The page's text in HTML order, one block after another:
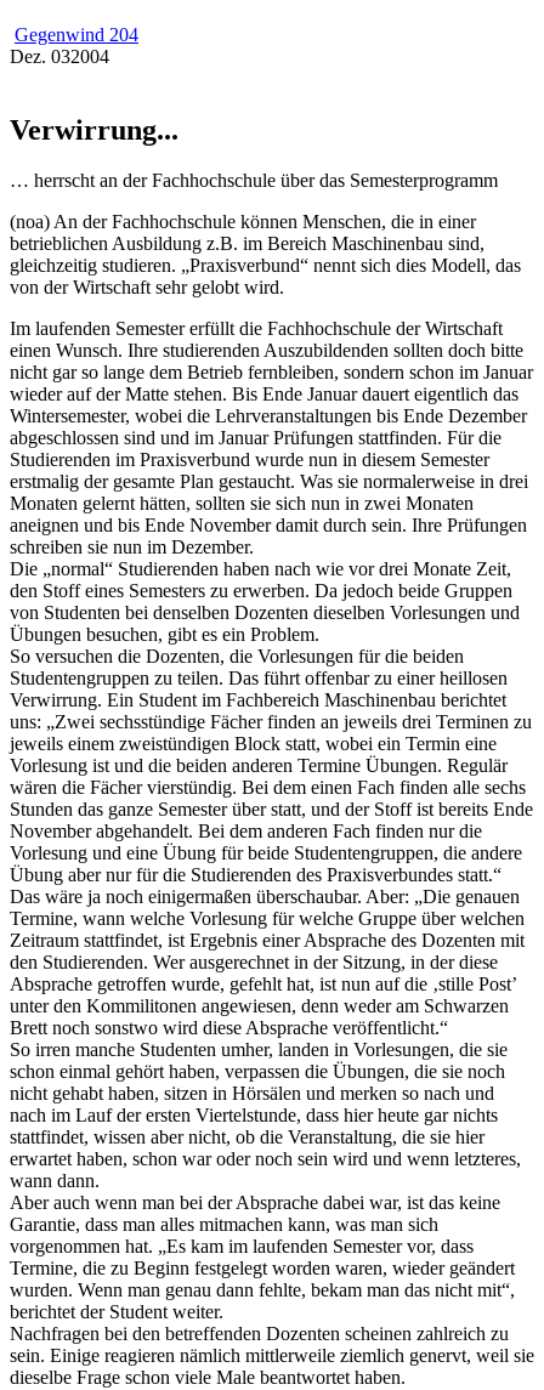
Gegenwind 204
Dez. 032004
Verwirrung...
… herrscht an der Fachhochschule über das Semesterprogramm
(noa) An der Fachhochschule können Menschen, die in einer
betrieblichen Ausbildung z.B. im Bereich Maschinenbau sind,
gleichzeitig studieren. „Praxisverbund“ nennt sich dies Modell, das
von der Wirtschaft sehr gelobt wird.
Im laufenden Semester erfüllt die Fachhochschule der Wirtschaft
einen Wunsch. Ihre studierenden Auszubildenden sollten doch bitte
nicht gar so lange dem Betrieb fernbleiben, sondern schon im Januar
wieder auf der Matte stehen. Bis Ende Januar dauert eigentlich das
Wintersemester, wobei die Lehrveranstaltungen bis Ende Dezember
abgeschlossen sind und im Januar Prüfungen stattfinden. Für die
Studierenden im Praxisverbund wurde nun in diesem Semester
erstmalig der gesamte Plan gestaucht. Was sie normalerweise in drei
Monaten gelernt hätten, sollten sie sich nun in zwei Monaten
aneignen und bis Ende November damit durch sein. Ihre Prüfungen
schreiben sie nun im Dezember.
Die „normal“ Studierenden haben nach wie vor drei Monate Zeit,
den Stoff eines Semesters zu erwerben. Da jedoch beide Gruppen
von Studenten bei denselben Dozenten dieselben Vorlesungen und
Übungen besuchen, gibt es ein Problem.
So versuchen die Dozenten, die Vorlesungen für die beiden
Studentengruppen zu teilen. Das führt offenbar zu einer heillosen
Verwirrung. Ein Student im Fachbereich Maschinenbau berichtet
uns: „Zwei sechsstündige Fächer finden an jeweils drei Terminen zu
jeweils einem zweistündigen Block statt, wobei ein Termin eine
Vorlesung ist und die beiden anderen Termine Übungen. Regulär
wären die Fächer vierstündig. Bei dem einen Fach finden alle sechs
Stunden das ganze Semester über statt, und der Stoff ist bereits Ende
November abgehandelt. Bei dem anderen Fach finden nur die
Vorlesung und eine Übung für beide Studentengruppen, die andere
Übung aber nur für die Studierenden des Praxisverbundes statt.“
Das wäre ja noch einigermaßen überschaubar. Aber: „Die genauen
Termine, wann welche Vorlesung für welche Gruppe über welchen
Zeitraum stattfindet, ist Ergebnis einer Absprache des Dozenten mit
den Studierenden. Wer ausgerechnet in der Sitzung, in der diese
Absprache getroffen wurde, gefehlt hat, ist nun auf die ‚stille Post’
unter den Kommilitonen angewiesen, denn weder am Schwarzen
Brett noch sonstwo wird diese Absprache veröffentlicht.“
So irren manche Studenten umher, landen in Vorlesungen, die sie
schon einmal gehört haben, verpassen die Übungen, die sie noch
nicht gehabt haben, sitzen in Hörsälen und merken so nach und
nach im Lauf der ersten Viertelstunde, dass hier heute gar nichts
stattfindet, wissen aber nicht, ob die Veranstaltung, die sie hier
erwartet haben, schon war oder noch sein wird und wenn letzteres,
wann dann.
Aber auch wenn man bei der Absprache dabei war, ist das keine
Garantie, dass man alles mitmachen kann, was man sich
vorgenommen hat. „Es kam im laufenden Semester vor, dass
Termine, die zu Beginn festgelegt worden waren, wieder geändert
wurden. Wenn man genau dann fehlte, bekam man das nicht mit“,
berichtet der Student weiter.
Nachfragen bei den betreffenden Dozenten scheinen zahlreich zu
sein. Einige reagieren nämlich mittlerweile ziemlich genervt, weil sie
dieselbe Frage schon viele Male beantwortet haben.